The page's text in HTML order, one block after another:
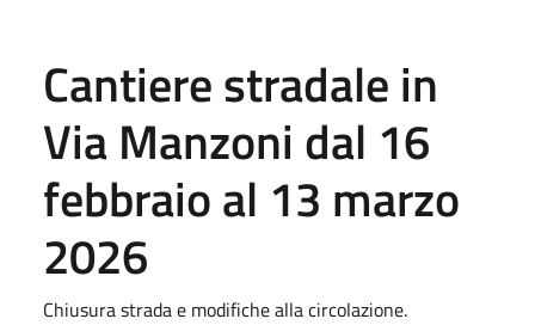
Cantiere stradale in
Via Manzoni dal 16
febbraio al 13 marzo
2026
Chiusura strada e modifiche alla circolazione.